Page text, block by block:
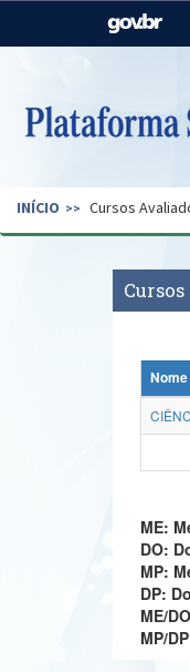
Casa Civil
Pecuária e
Secretaria de
INÍCIO Cursos
Nome
ME:
MP:
DP:
ME/
MP/